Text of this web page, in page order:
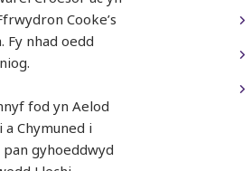
Cooke’s
nhad oedd
fod yn Aelod
Chymuned i
gyhoeddwyd